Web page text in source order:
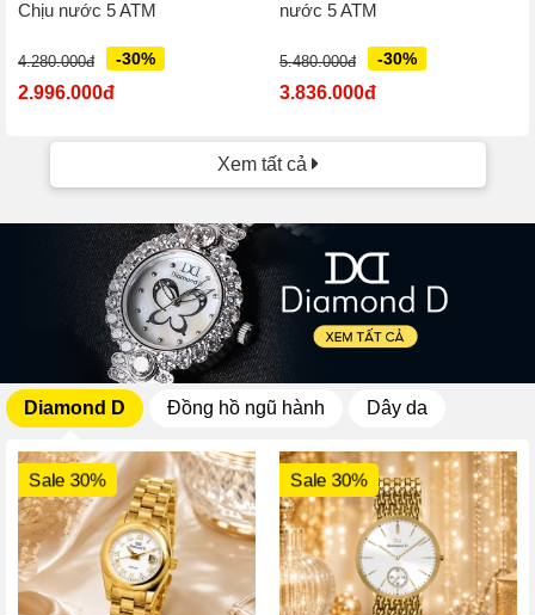
Chịu nước 5 ATM
4.280.000đ -30%
2.996.000đ
nước 5 ATM
5.480.000đ -30%
3.836.000đ
Xem tất cả
Diamond D Đồng hồ ngũ hành Dây da
Sale 30% Sale 30%